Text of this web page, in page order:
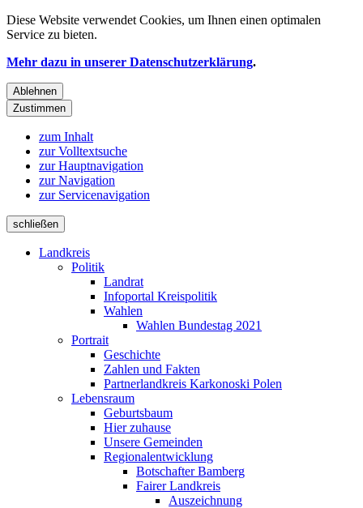
Diese Website verwendet Cookies, um Ihnen einen optimalen
Service zu bieten.
Mehr dazu in unserer Datenschutzerklärung.
Ablehnen
Zustimmen
zum Inhalt
zur Volltextsuche
zur Hauptnavigation
zur Navigation
zur Servicenavigation
schließen
Landkreis
Politik
Landrat
Infoportal Kreispolitik
Wahlen
Wahlen Bundestag 2021
Portrait
Geschichte
Zahlen und Fakten
Partnerlandkreis Karkonoski Polen
Lebensraum
Geburtsbaum
Hier zuhause
Unsere Gemeinden
Regionalentwicklung
Botschafter Bamberg
Fairer Landkreis
Auszeichnung